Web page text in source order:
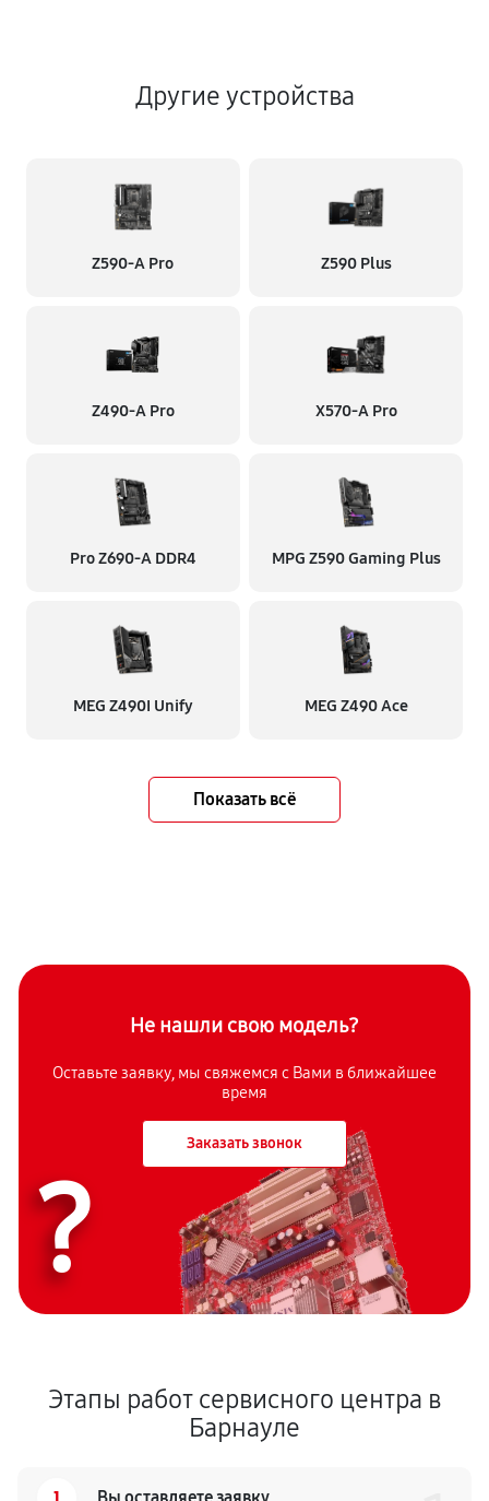
Другие устройства
Z590-A Pro Z590 Plus
Z490-A Pro X570-A Pro
Pro Z690-A DDR4 MPG Z590 Gaming Plus
MEG Z490I Unify MEG Z490 Ace
Показать всё
Не нашли свою модель?
Оставьте заявку, мы свяжемся с Вами в ближайшее
время
Заказать звонок
?
Этапы работ сервисного центра в
Барнауле